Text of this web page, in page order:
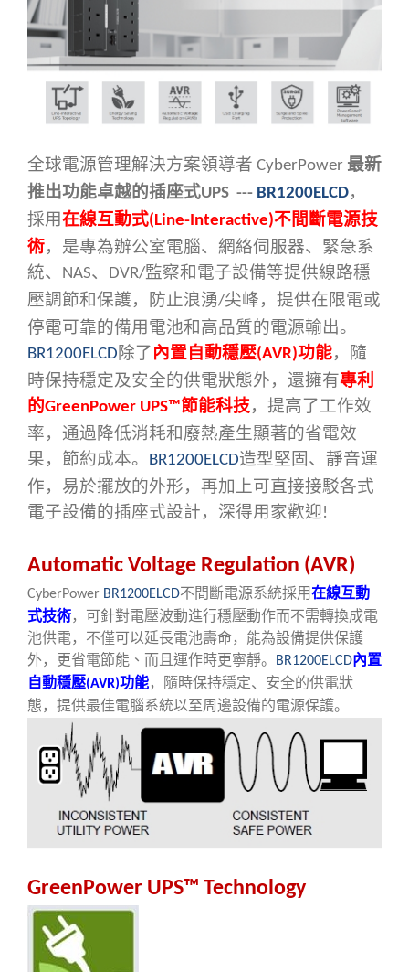
全球電源管理解決方案領導者 CyberPower 最新
推出功能卓越的插座式UPS --- BR1200ELCD，
採用在線互動式(Line-Interactive)不間斷電源技
術，是專為辦公室電腦、網絡伺服器、 緊急系
統、 NAS、 DVR/監察和電子設備等提供線路穩
壓調節和保護，防止浪湧/尖峰，提供在限電或
停電可靠的備用電池和高品質的電源輸出。
BR1200ELCD除了內置自動穩壓(AVR)功能，隨
時保持穩定及安全的供電狀態外，還擁有專利
的GreenPower UPS™節能科技，提高了工作效
率，通過降低消耗和廢熱產生顯著的省電效
果，節約成本。 BR1200ELCD造型堅固、靜音運
作，易於擺放的外形，再加上可直接接駁各式
電子設備的插座式設計， 深得用家歡迎!
Automatic Voltage Regulation (AVR)
CyberPower BR1200ELCD不間斷電源系統採用在線互動
式技術，可針對電壓波動進行穩壓動作而不需轉換成電
池供電，不僅可以延長電池壽命， 能為設備提供保護
外 ， 更省電節能、而且運作時更寧靜。 BR1200ELCD內置
自動穩壓(AVR)功能，隨時保持穩定、安全的供電狀
態，提供最佳電腦系統以至周邊設備的電源保護。
GreenPower UPS™ Technology